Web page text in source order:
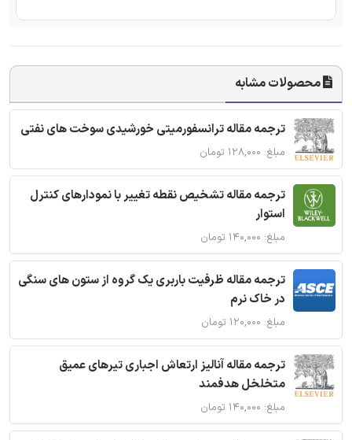
محصولات مشابه
ترجمه مقاله ترانسفورمیتی خورشیدی سوخت های نفتی
مبلغ: ۱۲۸,۰۰۰ تومان
ترجمه مقاله تشخیص نقطه تغییر با نمودارهای کنترل
استوار
مبلغ: ۱۴۰,۰۰۰ تومان
ترجمه مقاله ظرفیت باربری یک گروه از ستون های سنگی
در خاک نرم
مبلغ: ۱۲۰,۰۰۰ تومان
ترجمه مقاله آنالیز ارتعاش اجباری تیرهای عمیق
متخلخل هدفمند
مبلغ: ۱۴۰,۰۰۰ تومان